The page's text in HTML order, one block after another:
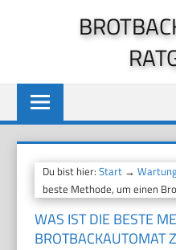
Du bist hier:Start →
beste Methode, um einen
WAS IST DIE BESTE
BROTBACKAUTOMAT